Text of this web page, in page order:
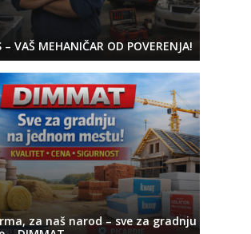
VAŠ MEHANIČAR OD POVERENJA!
za naš narod – sve za gradnju